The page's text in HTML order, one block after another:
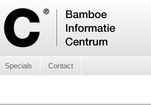
Specials Contact